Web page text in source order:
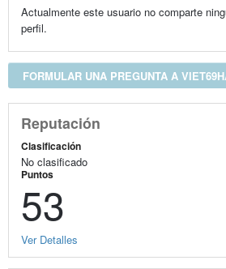
Actualmente este usuario no comparte
perfil.
FORMULAR UNA PREGUNTA A
Reputación
Clasificación
No clasificado
Puntos
53
Ver Detalles